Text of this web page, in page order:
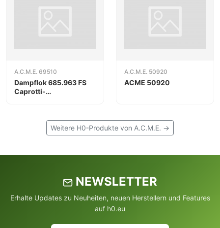
A.C.M.E. 69510
Dampflok 685.963 FS
Caprotti-
A.C.M.E. 50920
ACME 50920
Weitere H0-Produkte von A.C.M.E. →
NEWSLETTER
Erhalte Updates zu Neuheiten, neuen Herstellern und Features
auf h0.eu